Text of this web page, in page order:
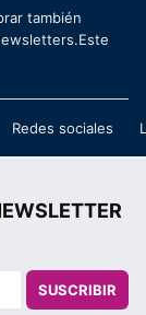
también
Redes sociales
SUSCRIBIR